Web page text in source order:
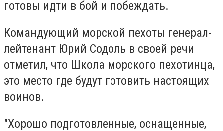
готовы идти в бой и побеждать.
Командующий морской пехоты генерал-
лейтенант Юрий Содоль в своей речи
отметил, что Школа морского пехотинца,
это место где будут готовить настоящих
воинов.
"Хорошо подготовленные, оснащенные,